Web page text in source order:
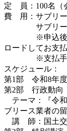
定 員：100名
費 用：サブリ
サブリース
※申込後に届
ロードしてお支
※支払手数料
スケジュール：
第1部 令和8年度
第2部 行政動向
テーマ：『令
ブリース業者の留
講 師：国土交